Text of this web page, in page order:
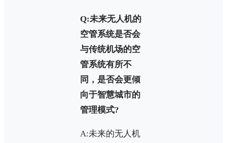
Q:未来无人机的
空管系统是否会
与传统机场的空
管系统有所不
同，是否会更倾
向于智慧城市的
管理模式?
A:未来的无人机